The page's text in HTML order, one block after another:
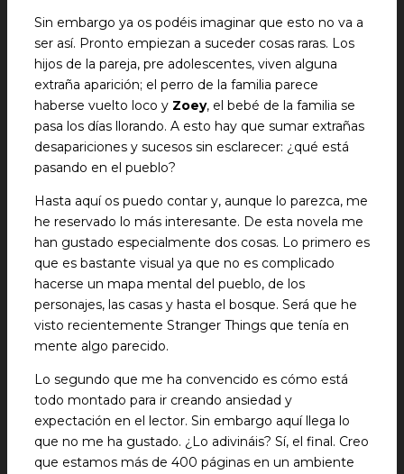
Sin embargo ya os podéis imaginar que esto no va a
ser así. Pronto empiezan a suceder cosas raras. Los
hijos de la pareja, pre adolescentes, viven alguna
extraña aparición; el perro de la familia parece
haberse vuelto loco y Zoey, el bebé de la familia se
pasa los días llorando. A esto hay que sumar extrañas
desapariciones y sucesos sin esclarecer: ¿qué está
pasando en el pueblo?
Hasta aquí os puedo contar y, aunque lo parezca, me
he reservado lo más interesante. De esta novela me
han gustado especialmente dos cosas. Lo primero es
que es bastante visual ya que no es complicado
hacerse un mapa mental del pueblo, de los
personajes, las casas y hasta el bosque. Será que he
visto recientemente Stranger Things que tenía en
mente algo parecido.
Lo segundo que me ha convencido es cómo está
todo montado para ir creando ansiedad y
expectación en el lector. Sin embargo aquí llega lo
que no me ha gustado. ¿Lo adivináis? Sí, el final. Creo
que estamos más de 400 páginas en un ambiente